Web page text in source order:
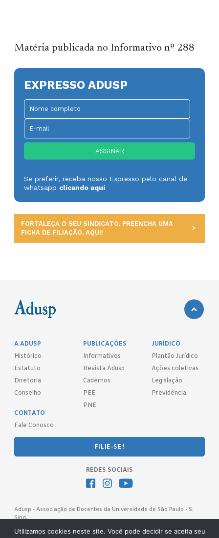
Matéria publicada no Informativo nº 288
EXPRESSO ADUSP
Se preferir, receba nosso Expresso pelo canal de
whatsapp clicando aqui
FORTALEÇA O SEU SINDICATO. PREENCHA UMA
FICHA DE FILIAÇÃO, AQUI!
A ADUSP
Histórico
Estatuto
Diretoria
Conselho
PUBLICAÇÕES
Informativos
Revista Adusp
Cadernos
PEE
PNE
JURÍDICO
Plantão Jurídico
Ações coletivas
Legislação
Previdência
CONTATO
Fale Conosco
FILIE-SE!
REDES SOCIAIS
Adusp - Associação de Docentes da Universidade de São Paulo - S.
Sind.
Av. Prof. Almeida Prado, 1366 - São Paulo, SP - CEP 05508-070
Utilizamos cookies neste site. Você pode decidir se aceita seu